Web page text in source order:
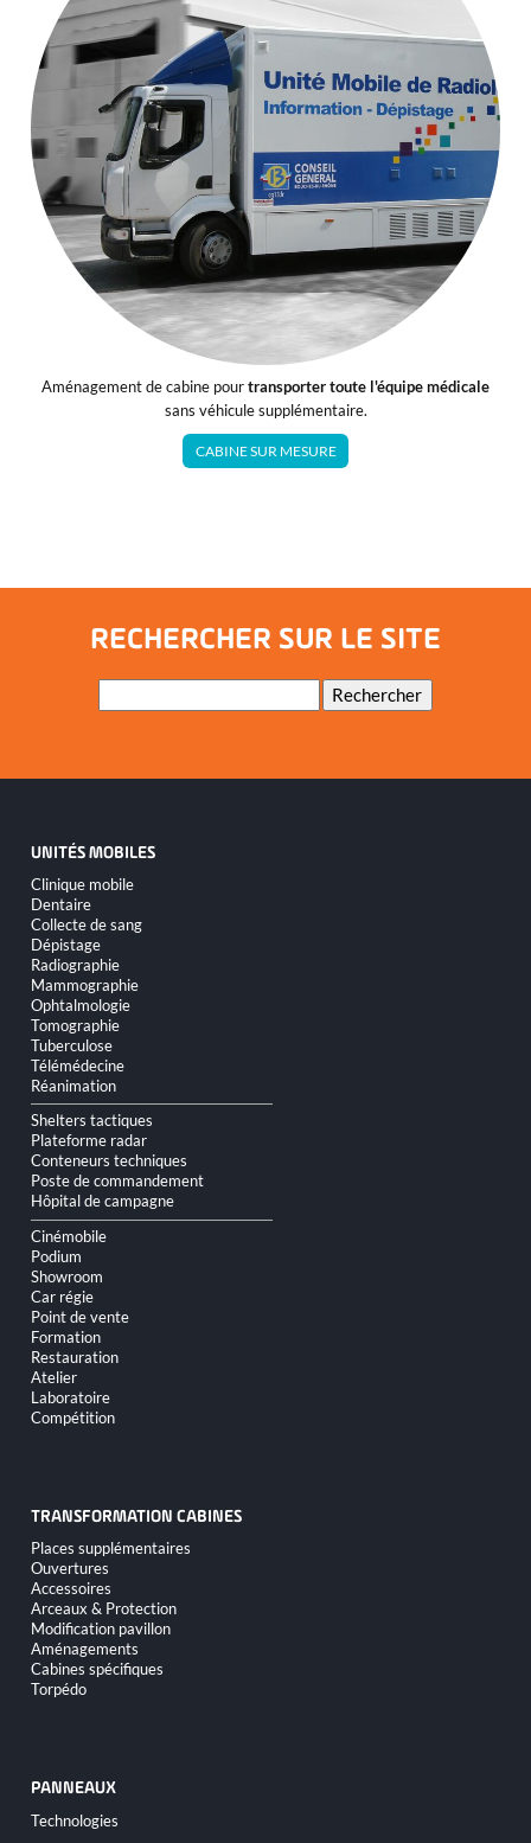
Aménagement de cabine pourtransporter toute l'équipe médicale
sans véhicule supplémentaire.
CABINE SUR MESURE
RECHERCHER SUR LE SITE
Mots-
Rechercher
UNITÉS MOBILES
Aller
au
contenu
Clinique mobile
Dentaire
Collecte de sang
Dépistage
Radiographie
Mammographie
Ophtalmologie
Tomographie
Tuberculose
Télémédecine
Réanimation
Shelters tactiques
Plateforme radar
Conteneurs techniques
Poste de commandement
Hôpital de campagne
Cinémobile
Podium
Showroom
Car régie
Point de vente
Formation
Restauration
Atelier
Laboratoire
Compétition
TRANSFORMATION CABINES
Aller
au
contenu
Places supplémentaires
Ouvertures
Accessoires
Arceaux & Protection
Modification pavillon
Aménagements
Cabines spécifiques
Torpédo
PANNEAUX
Aller
au
Technologies